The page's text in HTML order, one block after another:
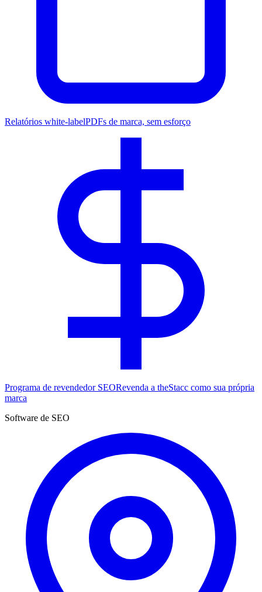
Relatórios white-labelPDFs de marca, sem esforço
Programa de revendedor SEORevenda a theStacc como sua própria
marca
Software de SEO